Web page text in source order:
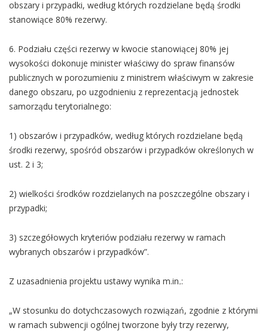
obszary i przypadki, według których rozdzielane będą środki
stanowiące 80% rezerwy.
6. Podziału części rezerwy w kwocie stanowiącej 80% jej
wysokości dokonuje minister właściwy do spraw finansów
publicznych w porozumieniu z ministrem właściwym w zakresie
danego obszaru, po uzgodnieniu z reprezentacją jednostek
samorządu terytorialnego:
1) obszarów i przypadków, według których rozdzielane będą
środki rezerwy, spośród obszarów i przypadków określonych w
ust. 2 i 3;
2) wielkości środków rozdzielanych na poszczególne obszary i
przypadki;
3) szczegółowych kryteriów podziału rezerwy w ramach
wybranych obszarów i przypadków”.
Z uzasadnienia projektu ustawy wynika m.in.:
„W stosunku do dotychczasowych rozwiązań, zgodnie z którymi
w ramach subwencji ogólnej tworzone były trzy rezerwy,